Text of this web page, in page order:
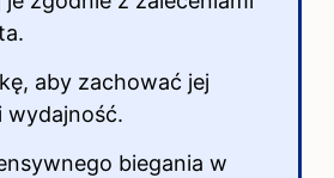
aby zachować jej
wydajność.
biegania w